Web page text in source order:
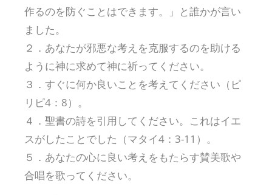
作るのを防ぐことはできます。」と誰かが言い
ました。
２．あなたが邪悪な考えを克服するのを助ける
ように神に求めて神に祈ってください。
３．すぐに何か良いことを考えてください（ピ
リピ4：8）。
４．聖書の詩を引用してください。これはイエ
スがしたことでした（マタイ4：3-11）。
５．あなたの心に良い考えをもたらす賛美歌や
合唱を歌ってください。